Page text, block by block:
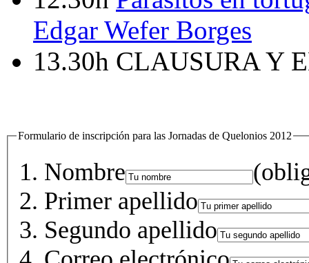
Edgar Wefer Borges
13.30h CLAUSURA Y
Formulario de inscripción para las Jornadas de Quelonios 2012
Nombre
Primer apellido
Segundo apellido